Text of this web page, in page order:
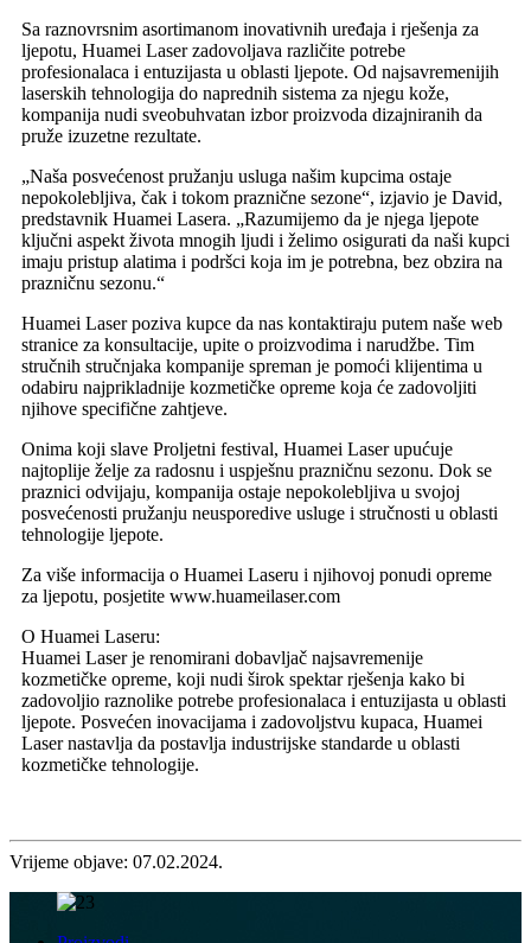
Sa raznovrsnim asortimanom inovativnih uređaja i rješenja za
ljepotu, Huamei Laser zadovoljava različite potrebe
profesionalaca i entuzijasta u oblasti ljepote. Od najsavremenijih
laserskih tehnologija do naprednih sistema za njegu kože,
kompanija nudi sveobuhvatan izbor proizvoda dizajniranih da
pruže izuzetne rezultate.
„Naša posvećenost pružanju usluga našim kupcima ostaje
nepokolebljiva, čak i tokom praznične sezone“, izjavio je David,
predstavnik Huamei Lasera. „Razumijemo da je njega ljepote
ključni aspekt života mnogih ljudi i želimo osigurati da naši kupci
imaju pristup alatima i podršci koja im je potrebna, bez obzira na
prazničnu sezonu.“
Huamei Laser poziva kupce da nas kontaktiraju putem naše web
stranice za konsultacije, upite o proizvodima i narudžbe. Tim
stručnih stručnjaka kompanije spreman je pomoći klijentima u
odabiru najprikladnije kozmetičke opreme koja će zadovoljiti
njihove specifične zahtjeve.
Onima koji slave Proljetni festival, Huamei Laser upućuje
najtoplije želje za radosnu i uspješnu prazničnu sezonu. Dok se
praznici odvijaju, kompanija ostaje nepokolebljiva u svojoj
posvećenosti pružanju neusporedive usluge i stručnosti u oblasti
tehnologije ljepote.
Za više informacija o Huamei Laseru i njihovoj ponudi opreme
za ljepotu, posjetite www.huameilaser.com
O Huamei Laseru:
Huamei Laser je renomirani dobavljač najsavremenije
kozmetičke opreme, koji nudi širok spektar rješenja kako bi
zadovoljio raznolike potrebe profesionalaca i entuzijasta u oblasti
ljepote. Posvećen inovacijama i zadovoljstvu kupaca, Huamei
Laser nastavlja da postavlja industrijske standarde u oblasti
kozmetičke tehnologije.
Vrijeme objave: 07.02.2024.